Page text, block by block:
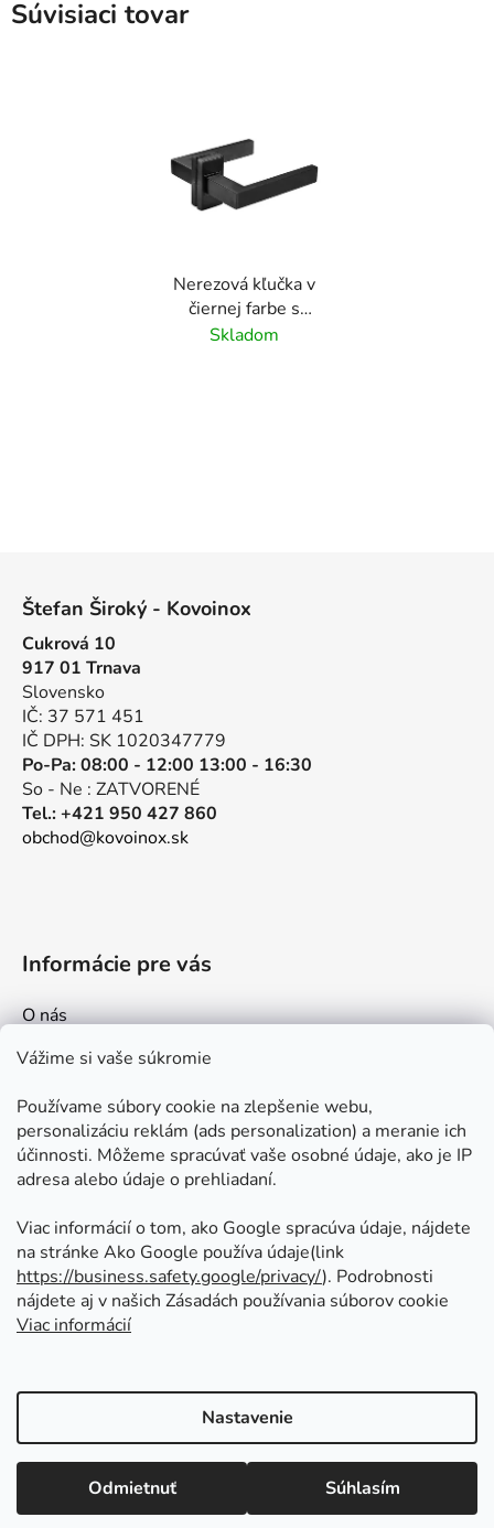
Vážime si vaše súkromie
Používame súbory cookie na zlepšenie webu,
personalizáciu reklám (ads personalization) a meranie ich
účinnosti. Môžeme spracúvať vaše osobné údaje, ako je IP
adresa alebo údaje o prehliadaní.
Viac informácií o tom, ako Google spracúva údaje, nájdete
na stránke Ako Google používa údaje(link
https://business.safety.google/privacy/⁩). Podrobnosti
nájdete aj v našich Zásadách používania súborov cookie
Viac informácií
Nastavenie
Odmietnuť Súhlasím
Súvisiaci tovar
Nerezová kľučka v
čiernej farbe s
obdĺžnikovou rozetou,
Skladom
Štefan Široký - Kovoinox
Cukrová 10
917 01 Trnava
Slovensko
IČ: 37 571 451
IČ DPH: SK 1020347779
Po-Pa: 08:00 - 12:00 13:00 - 16:30
So - Ne : ZATVORENÉ
Tel.: +421 950 427 860
obchod@kovoinox.sk
Informácie pre vás
O nás
Kontakt
Ako nakupovať
Obchodné podmienky
Ochrana osobných údajov
Odstúpenie od zmluvy
Prijímame online platby
Vytvoril Shoptet
Copyright 2026Kovoinoxshop.sk - všetko pre
zábradlia, brány a ploty
. Všetky práva vyhradené.
Upraviť nastavenie cookies